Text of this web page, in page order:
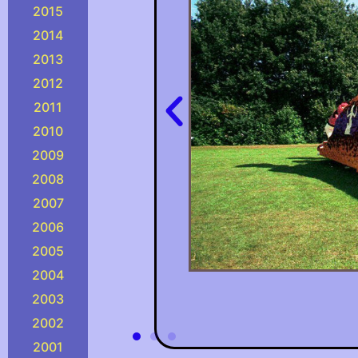
2015
2014
2013
2012
2011
2010
2009
2008
2007
2006
2005
2004
2003
2002
2001